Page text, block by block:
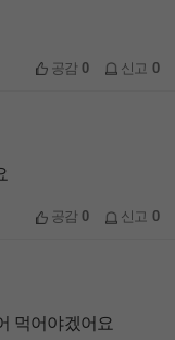
공감0 신고 0
공감0 신고 0
먹어야겠어요